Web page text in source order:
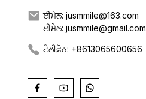
ਈਮੇਲ: jusmmile@163.com
ਈਮੇਲ: jusmmile@gmail.com
ਟੈਲੀਫ਼ੋਨ: +8613065600656